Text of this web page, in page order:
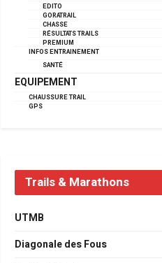
EDITO
GORATRAIL
CHASSE
RÉSULTATS TRAILS
PREMIUM
INFOS ENTRAINEMENT
SANTÉ
EQUIPEMENT
CHAUSSURE TRAIL
GPS
Trails & Marathons
UTMB
Diagonale des Fous